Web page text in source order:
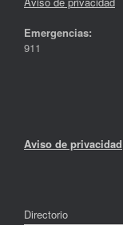
Emergencias:
911
Aviso de privacidad
Directorio